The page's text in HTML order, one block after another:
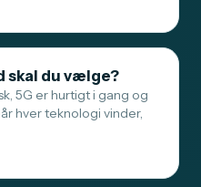
skal du vælge?
5G er hurtigt i gang og
hver teknologi vinder,